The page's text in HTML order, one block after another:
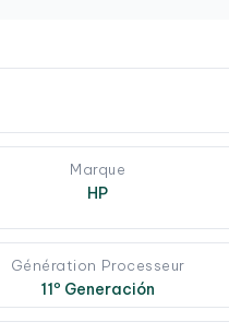
Marque
HP
Génération Processeur
11º Generación